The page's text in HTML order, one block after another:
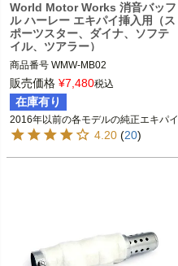
World Motor Works 消音バッフ
ル ハーレー エキパイ挿入用（ス
ポーツスター、ダイナ、ソフテ
イル、ツアラー）
商品番号 WMW-MB02
2016以前 スポーツスター、ダイナ、
ソフテイル、ツーリング
WorldMotorWorks（ワールドモーター
ワークス）
販売価格 ¥7,480税込
在庫有り
2016年以前の各モデルの純正エキパイ
4.20 (20)